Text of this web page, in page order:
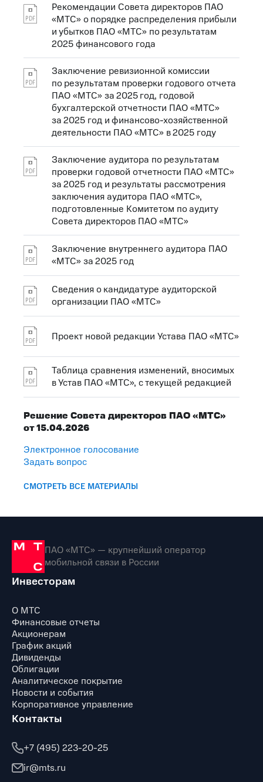
Рекомендации Совета директоров ПАО
«МТС» о порядке распределения прибыли
и убытков ПАО «МТС» по результатам
2025 финансового года
Заключение ревизионной комиссии
по результатам проверки годового отчета
ПАО «МТС» за 2025 год, годовой
бухгалтерской отчетности ПАО «МТС»
за 2025 год и финансово-хозяйственной
деятельности ПАО «МТС» в 2025 году
Заключение аудитора по результатам
проверки годовой отчетности ПАО «МТС»
за 2025 год и результаты рассмотрения
заключения аудитора ПАО «МТС»,
подготовленные Комитетом по аудиту
Совета директоров ПАО «МТС»
Заключение внутреннего аудитора ПАО
«МТС» за 2025 год
Сведения о кандидатуре аудиторской
организации ПАО «МТС»
Проект новой редакции Устава ПАО «МТС»
Таблица сравнения изменений, вносимых
в Устав ПАО «МТС», с текущей редакцией
Решение Совета директоров ПАО «МТС»
от 15.04.2026
Электронное голосование
Задать вопрос
СМОТРЕТЬ ВСЕ МАТЕРИАЛЫ
ПАО «МТС» — крупнейший оператор
мобильной связи в России
Инвесторам
О МТС
Финансовые отчеты
Акционерам
График акций
Дивиденды
Облигации
Аналитическое покрытие
Новости и события
Корпоративное управление
Контакты
+7 (495) 223-20-25
ir@mts.ru